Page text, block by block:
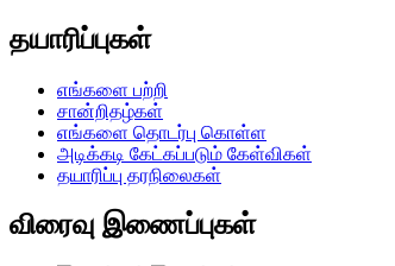
தயாரிப்புகள்
எங்களை பற்றி
சான்றிதழ்கள்
எங்களை தொடர்பு கொள்ள
அடிக்கடி கேட்கப்படும் கேள்விகள்
தயாரிப்பு தரநிலைகள்
விரைவு இணைப்புகள்